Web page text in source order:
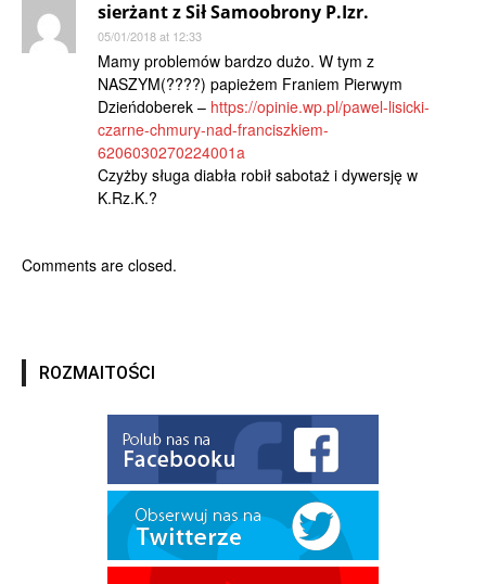
sierżant z Sił Samoobrony P.Izr.
05/01/2018 at 12:33
Mamy problemów bardzo dużo. W tym z
NASZYM(????) papieżem Franiem Pierwym
Dzieńdoberek – https://opinie.wp.pl/pawel-lisicki-
czarne-chmury-nad-franciszkiem-
6206030270224001a
Czyżby sługa diabła robił sabotaż i dywersję w
K.Rz.K.?
Comments are closed.
ROZMAITOŚCI